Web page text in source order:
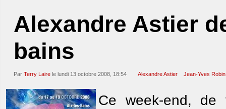
Alexandre Astier
bains
Par Terry Laire le lundi 13 octobre 2008, 18:54 Alexandre Astier Jean-Yves Robin
Ce week-end, de